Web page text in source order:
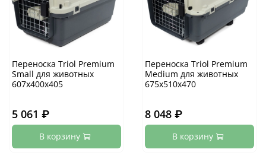
Переноска Triol Premium
Small для животных
607х400х405
5 061 ₽
В корзину
Переноска Triol Premium
Medium для животных
675х510х470
8 048 ₽
В корзину